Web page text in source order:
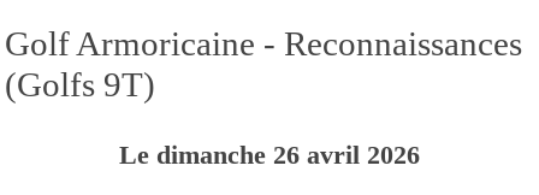
Golf Armoricaine - Reconnaissances
(Golfs 9T)
Le dimanche 26 avril 2026